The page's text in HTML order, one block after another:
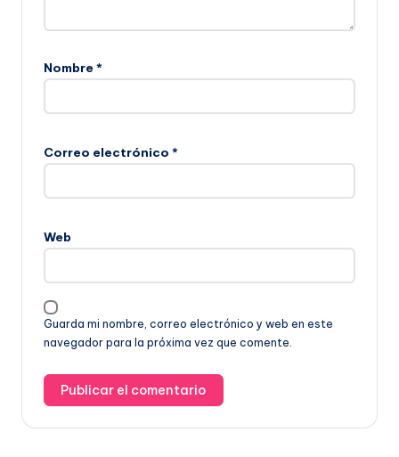
Nombre *
Correo electrónico *
Web
Guarda mi nombre, correo electrónico y web en este
navegador para la próxima vez que comente.